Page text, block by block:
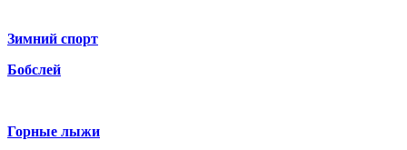
Зимний спорт
Бобслей
Горные лыжи